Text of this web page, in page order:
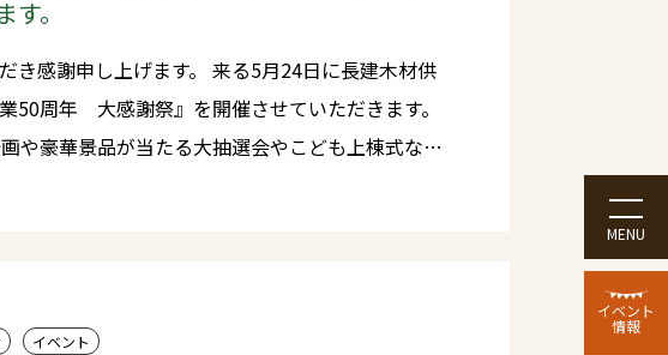
MENU
イベント
情報
。
げます。 来る5月24日に長建木材供
50周年 大感謝祭』を開催させていただきます。
や豪華景品が当たる大抽選会やこども上棟式など
イベント